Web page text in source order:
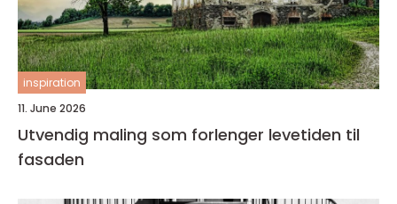
inspiration
11. June 2026
Utvendig maling som forlenger levetiden til
fasaden